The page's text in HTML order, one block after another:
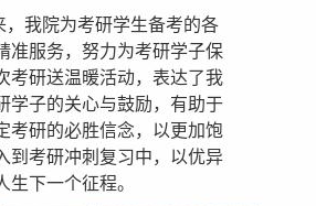
，我院为考研学生备考的各
准服务，努力为考研学子保
考研送温暖活动，表达了我
学子的关心与鼓励，有助于
考研的必胜信念，以更加饱
到考研冲刺复习中，以优异
生下一个征程。